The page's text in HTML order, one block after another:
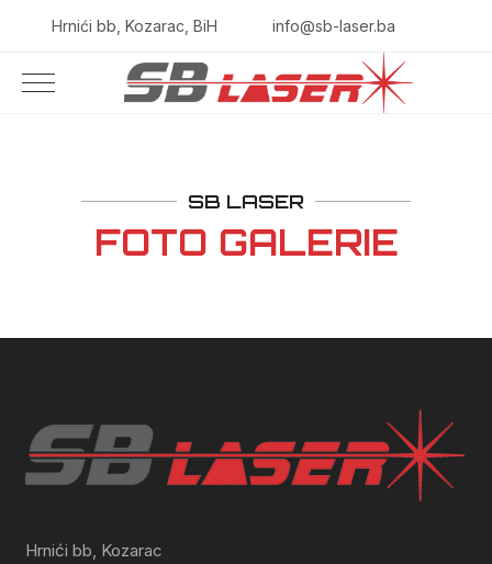
Hrnići bb, Kozarac, BiH info@sb-laser.ba
SB LASER
FOTO GALERIE
Hrnići bb, Kozarac